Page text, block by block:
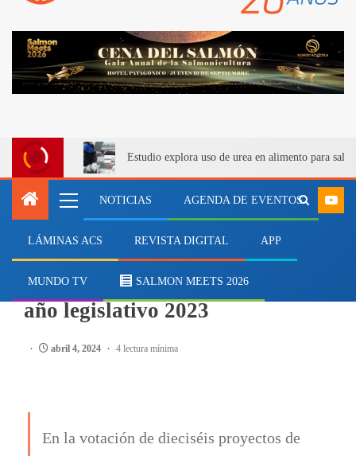
Estudio explora uso de urea en alimento para
NOTICIAS AGENDA DE EVENTOS
LÁMINAS ACS REVISTA DIGITAL APP
MUNDO TV SALMON MEETS 2026
Reporte del SECOS analiza el
año legislativo 2023
abril 4, 2024 4 lectura mínima
En la votación de dieciséis proyectos de